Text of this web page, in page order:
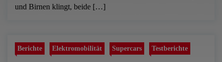
und Birnen klingt, beide […]
Berichte Elektromobilität Supercars Testberichte